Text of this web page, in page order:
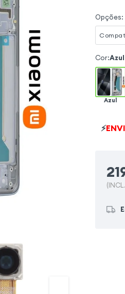
Opções:
Cor:Azul
Azul
⚡